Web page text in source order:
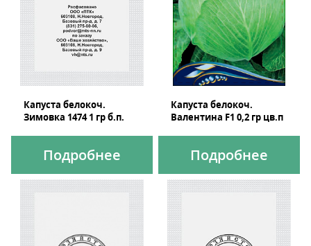
Капуста белокоч.
Зимовка 1474 1 гр б.п.
Подробнее
Капуста белокоч.
Валентина F1 0,2 гр цв.п
Подробнее